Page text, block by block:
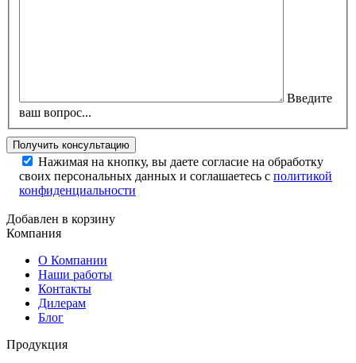
Введите
ваш вопрос...
Нажимая на кнопку, вы даете согласие на обработку
своих персональных данных и соглашаетесь с политикой
конфиденциальности
Добавлен в корзину
Компания
О Компании
Наши работы
Контакты
Дилерам
Блог
Продукция